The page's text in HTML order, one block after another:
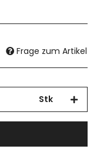
Frage zum Artikel
Stk